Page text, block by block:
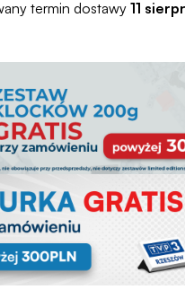
termin dostawy11